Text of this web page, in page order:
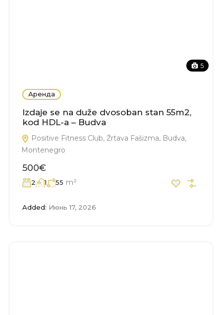
5
Аренда
Izdaje se na duže dvosoban stan 55m2,
kod HDL-a – Budva
Positive Fitness Club, Žrtava Fašizma, Budva,
Montenegro
500€
2 1 55 m²
Added: Июнь 17, 2026